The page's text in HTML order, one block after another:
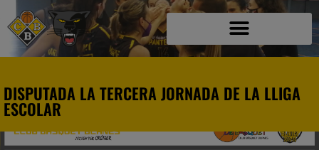
DISPUTADA LA TERCERA JORNADA DE LA LLIGA
ESCOLAR